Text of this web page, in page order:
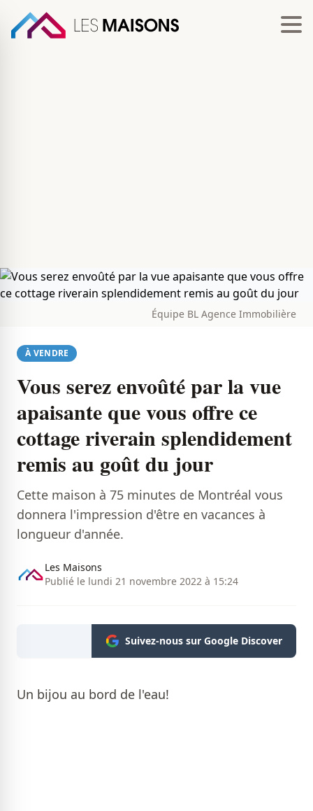
Équipe BL Agence Immobilière
À VENDRE
Vous serez envoûté par la vue
apaisante que vous offre ce
cottage riverain splendidement
remis au goût du jour
Cette maison à 75 minutes de Montréal vous
donnera l'impression d'être en vacances à
longueur d'année.
Les Maisons
Publié le lundi 21 novembre 2022 à 15:24
Suivez-nous sur Google Discover
Un bijou au bord de l'eau!